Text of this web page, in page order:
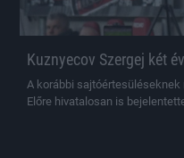
Kuznyecov Szergej két
A korábbi
Előre hivatalosan is